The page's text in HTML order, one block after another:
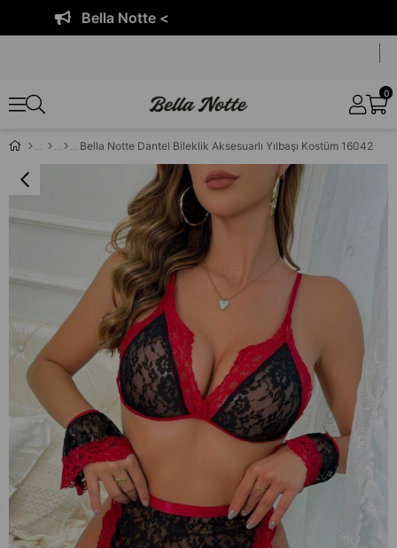
Bella Notte <
0
Bella Notte Dantel Bileklik Aksesuarlı Yılbaşı Kostüm 16042